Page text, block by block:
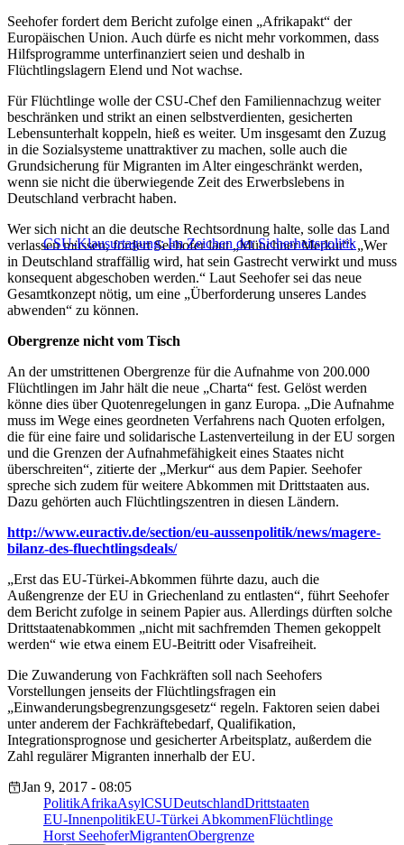
Seehofer fordert dem Bericht zufolge einen „Afrikapakt“ der
Europäischen Union. Auch dürfe es nicht mehr vorkommen, dass
Hilfsprogramme unterfinanziert seien und deshalb in
Flüchtlingslagern Elend und Not wachse.
Für Flüchtlinge wolle der CSU-Chef den Familiennachzug weiter
beschränken und strikt an einen selbstverdienten, gesicherten
Lebensunterhalt koppeln, hieß es weiter. Um insgesamt den Zuzug
in die Sozialsysteme unattraktiver zu machen, solle auch die
Grundsicherung für Migranten im Alter eingeschränkt werden,
wenn sie nicht die überwiegende Zeit des Erwerbslebens in
Deutschland verbracht haben.
CSU-Klausurtagung: Im Zeichen der Sicherheitspolitik
Wer sich nicht an die deutsche Rechtsordnung halte, solle das Land
verlassen müssen, fordert Seehofer laut „Münchner Merkur“: „Wer
in Deutschland straffällig wird, hat sein Gastrecht verwirkt und muss
konsequent abgeschoben werden.“ Laut Seehofer sei das neue
Gesamtkonzept nötig, um eine „Überforderung unseres Landes
abwenden“ zu können.
Obergrenze nicht vom Tisch
An der umstrittenen Obergrenze für die Aufnahme von 200.000
Flüchtlingen im Jahr hält die neue „Charta“ fest. Gelöst werden
könne dies über Quotenregelungen in ganz Europa. „Die Aufnahme
muss im Wege eines geordneten Verfahrens nach Quoten erfolgen,
die für eine faire und solidarische Lastenverteilung in der EU sorgen
und die Grenzen der Aufnahmefähigkeit eines Staates nicht
überschreiten“, zitierte der „Merkur“ aus dem Papier. Seehofer
spreche sich zudem für weitere Abkommen mit Drittstaaten aus.
Dazu gehörten auch Flüchtlingszentren in diesen Ländern.
http://www.euractiv.de/section/eu-aussenpolitik/news/magere-
bilanz-des-fluechtlingsdeals/
„Erst das EU-Türkei-Abkommen führte dazu, auch die
Außengrenze der EU in Griechenland zu entlasten“, führt Seehofer
dem Bericht zufolge in seinem Papier aus. Allerdings dürften solche
Drittstaatenabkommen „nicht mit sachfremden Themen gekoppelt
werden“ wie etwa einem EU-Beitritt oder Visafreiheit.
Die Zuwanderung von Fachkräften soll nach Seehofers
Vorstellungen jenseits der Flüchtlingsfragen ein
„Einwanderungsbegrenzungsgesetz“ regeln. Faktoren seien dabei
unter anderem der Fachkräftebedarf, Qualifikation,
Integrationsprognose und gesicherter Arbeitsplatz, außerdem die
Zahl regulärer Migranten innerhalb der EU.
Jan 9, 2017 - 08:05
PolitikAfrikaAsylCSUDeutschlandDrittstaaten
EU-InnenpolitikEU-Türkei AbkommenFlüchtlinge
Horst SeehoferMigrantenObergrenze